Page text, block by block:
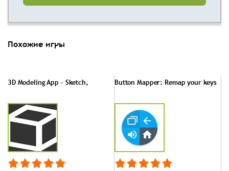
Похожие игры
3D Modeling App - Sketch, Button Mapper: Remap your keys